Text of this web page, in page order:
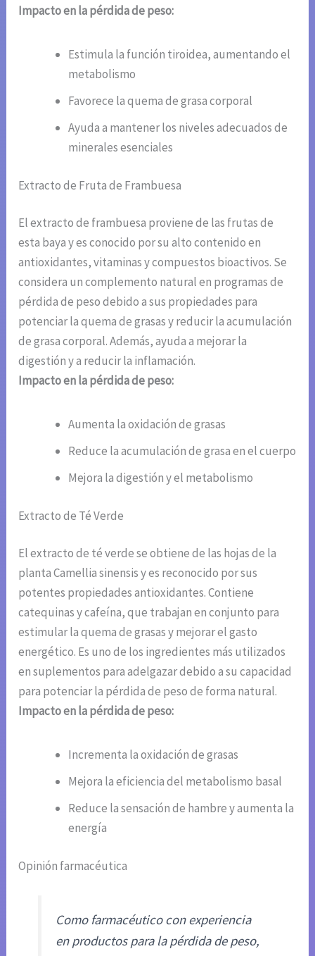
Impacto en la pérdida de peso:
Estimula la función tiroidea, aumentando el
metabolismo
Favorece la quema de grasa corporal
Ayuda a mantener los niveles adecuados de
minerales esenciales
Extracto de Fruta de Frambuesa
El extracto de frambuesa proviene de las frutas de
esta baya y es conocido por su alto contenido en
antioxidantes, vitaminas y compuestos bioactivos. Se
considera un complemento natural en programas de
pérdida de peso debido a sus propiedades para
potenciar la quema de grasas y reducir la acumulación
de grasa corporal. Además, ayuda a mejorar la
digestión y a reducir la inflamación.
Impacto en la pérdida de peso:
Aumenta la oxidación de grasas
Reduce la acumulación de grasa en el cuerpo
Mejora la digestión y el metabolismo
Extracto de Té Verde
El extracto de té verde se obtiene de las hojas de la
planta Camellia sinensis y es reconocido por sus
potentes propiedades antioxidantes. Contiene
catequinas y cafeína, que trabajan en conjunto para
estimular la quema de grasas y mejorar el gasto
energético. Es uno de los ingredientes más utilizados
en suplementos para adelgazar debido a su capacidad
para potenciar la pérdida de peso de forma natural.
Impacto en la pérdida de peso:
Incrementa la oxidación de grasas
Mejora la eficiencia del metabolismo basal
Reduce la sensación de hambre y aumenta la
energía
Opinión farmacéutica
Como farmacéutico con experiencia
en productos para la pérdida de peso,